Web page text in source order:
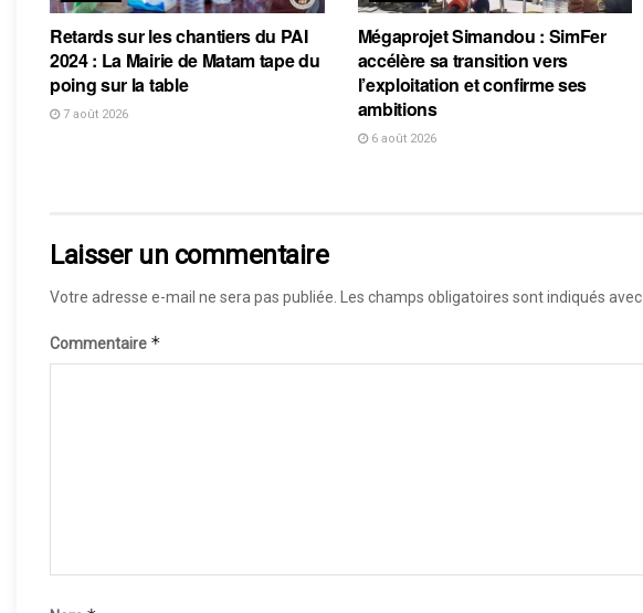
Retards sur les chantiers du PAI
2024 : La Mairie de Matam tape du
poing sur la table
7 août 2026
Mégaprojet Simandou : SimFer
accélère sa transition vers
l’exploitation et confirme ses
ambitions
6 août 2026
Laisser un commentaire
Votre adresse e-mail ne sera pas publiée. Les champs obligatoires sont indiqués avec
Commentaire *